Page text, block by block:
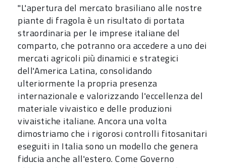
"L'apertura del mercato brasiliano alle nostre
piante di fragola è un risultato di portata
straordinaria per le imprese italiane del
comparto, che potranno ora accedere a uno dei
mercati agricoli più dinamici e strategici
dell'America Latina, consolidando
ulteriormente la propria presenza
internazionale e valorizzando l'eccellenza del
materiale vivaistico e delle produzioni
vivaistiche italiane. Ancora una volta
dimostriamo che i rigorosi controlli fitosanitari
eseguiti in Italia sono un modello che genera
fiducia anche all'estero. Come Governo